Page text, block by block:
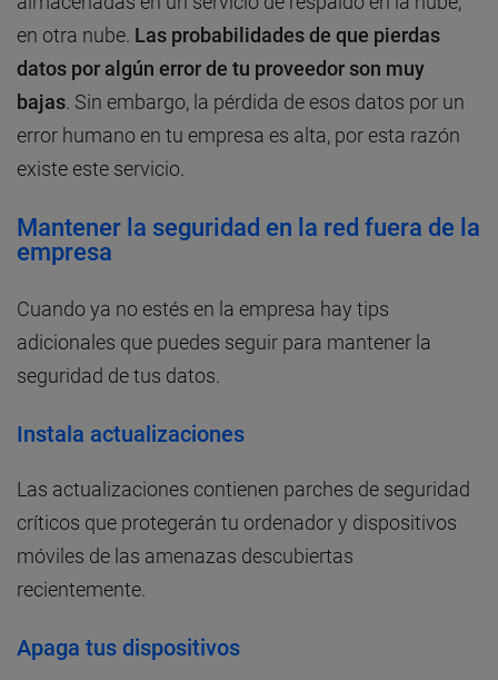
en otra nube. Las probabilidades de que pierdas
datos por algún error de tu proveedor son muy
bajas . Sin embargo, la pérdida de esos datos por un
error humano en tu empresa es alta, por esta razón
existe este servicio.
Mantener la seguridad en la red fuera de la
empresa
Cuando ya no estés en la empresa hay tips
adicionales que puedes seguir para mantener la
seguridad de tus datos.
Instala actualizaciones
Las actualizaciones contienen parches de seguridad
críticos que protegerán tu ordenador y dispositivos
móviles de las amenazas descubiertas
recientemente.
Apaga tus dispositivos